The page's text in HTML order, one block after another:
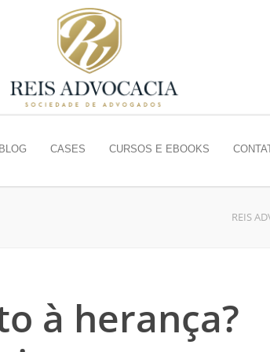
BLOG CASES CURSOS E EBOOKS
REIS
à herança?